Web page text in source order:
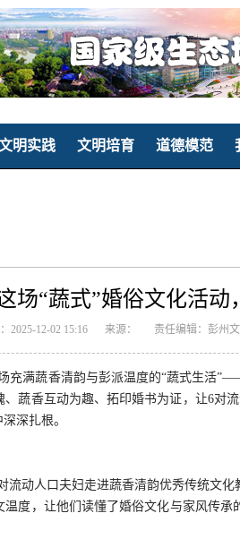
明实践 文明培育 道德模范
场“蔬式”婚俗文化活
2025-12-02 15:16 来源： 责任编辑：彭州
充满蔬香清韵与彭派温度的“蔬式生活
蔬香互动为趣、拓印婚书为证，让6对
深扎根。
流动人口夫妇走进蔬香清韵优秀传统文
度，让他们读懂了婚俗文化与家风传